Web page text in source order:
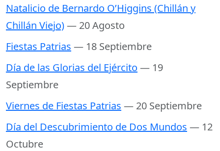
Natalicio de Bernardo O’Higgins (Chillán y
Chillán Viejo)— 20 Agosto
Fiestas Patrias — 18 Septiembre
Día de las Glorias del Ejército — 19
Septiembre
Viernes de Fiestas Patrias — 20 Septiembre
Día del Descubrimiento de Dos Mundos — 12
Octubre